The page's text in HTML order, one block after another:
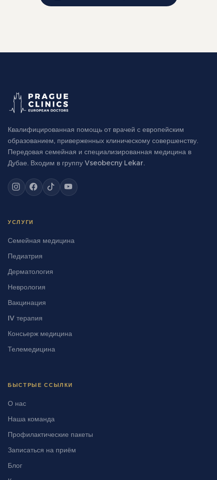
Квалифицированная помощь от врачей с европейским
образованием, приверженных клиническому совершенству.
Передовая семейная и специализированная медицина в
Дубае. Входим в группу Vseobecny Lekar.
УСЛУГИ
Семейная медицина
Педиатрия
Дерматология
Неврология
Вакцинация
IV терапия
Консьерж медицина
Телемедицина
БЫСТРЫЕ ССЫЛКИ
О нас
Наша команда
Профилактические пакеты
Записаться на приём
Блог